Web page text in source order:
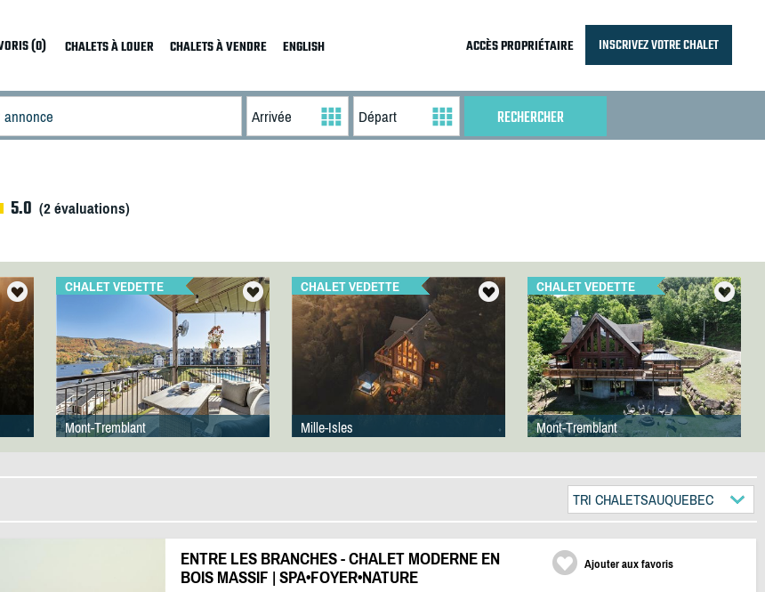
(0) CHALETS À LOUER CHALETS À VENDRE ENGLISH ACCÈS PROPRIÉTAIRE INSCRIVEZ VOTRE CHALET
5.0 (2évaluations)
CHALET VEDETTE
Mont-Tremblant
CHALET VEDETTE
Mille-Isles
CHALET VEDETTE
Mont-Tremblant
TRI CHALETSAUQUEBEC
ENTRE LES BRANCHES - CHALET MODERNE EN
BOIS MASSIF | SPA•FOYER•NATURE
Ajouter aux favoris